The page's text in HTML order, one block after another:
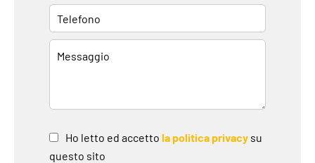
Ho letto ed accetto la politica privacy su
questo sito